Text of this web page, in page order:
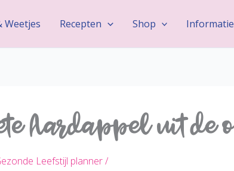
Weetjes Recepten Shop Informatie
Aardappel uit de
Leefstijl planner/